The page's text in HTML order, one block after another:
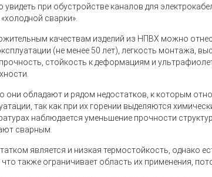
при обустройстве каналов для
сварки».
качествам изделий из НПВХ можно
(не менее 50 лет), легкость монтажа,
стойкость к деформациям и
они обладают и рядом недостатков, к которым
так как при их горении выделяются
наблюдается уменьшение прочности
сварным.
является и низкая термостойкость, однако
что также ограничивает область их применения,